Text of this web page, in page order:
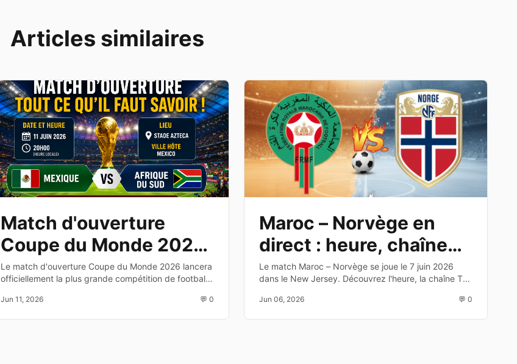
Articles similaires
Match d'ouverture
Coupe du Monde 2026
: date, heure et
diffusion TV
Le match d'ouverture Coupe du Monde 2026 lancera
officiellement la plus grande compétition de football
les chaînes de diffusion.
Jun 11, 2026 💬 0
Maroc – Norvège en
direct : heure, chaîne
TV et dernier test avant
le Mondial 2026
Le match Maroc – Norvège se joue le 7 juin 2026
dans le New Jersey. Découvrez l'heure, la chaîne TV,
Monde 2026.
Jun 06, 2026 💬 0